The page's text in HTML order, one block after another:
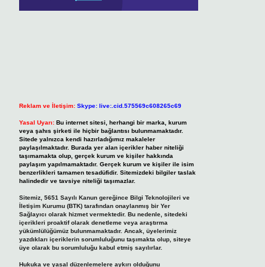
Reklam ve İletişim: Skype: live:.cid.575569c608265c69
Yasal Uyarı: Bu internet sitesi, herhangi bir marka, kurum
veya şahıs şirketi ile hiçbir bağlantısı bulunmamaktadır.
Sitede yalnızca kendi hazırladığımız makaleler
paylaşılmaktadır. Burada yer alan içerikler haber niteliği
taşımamakta olup, gerçek kurum ve kişiler hakkında
paylaşım yapılmamaktadır. Gerçek kurum ve kişiler ile isim
benzerlikleri tamamen tesadüfidir. Sitemizdeki bilgiler taslak
halindedir ve tavsiye niteliği taşımazlar.
Sitemiz, 5651 Sayılı Kanun gereğince Bilgi Teknolojileri ve
İletişim Kurumu (BTK) tarafından onaylanmış bir Yer
Sağlayıcı olarak hizmet vermektedir. Bu nedenle, sitedeki
içerikleri proaktif olarak denetleme veya araştırma
yükümlülüğümüz bulunmamaktadır. Ancak, üyelerimiz
yazdıkları içeriklerin sorumluluğunu taşımakta olup, siteye
üye olarak bu sorumluluğu kabul etmiş sayılırlar.
Hukuka ve yasal düzenlemelere aykırı olduğunu